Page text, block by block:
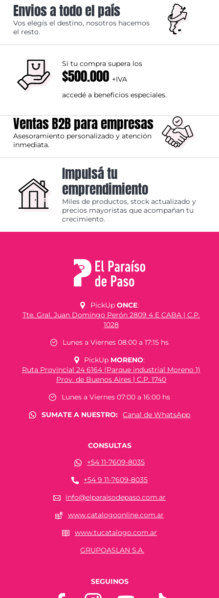
Envios a todo el país
Vos elegís el destino, nosotros hacemos
el resto.
Si tu compra supera los
$500.000 +IVA
accedé a beneficios especiales.
Ventas B2B para empresas
Asesoramiento personalizado y atención
inmediata.
Impulsá tu
emprendimiento
Miles de productos, stock actualizado y
precios mayoristas que acompañan tu
crecimiento.
PickUp ONCE:
Tte. Gral. Juan Domingo Perón 2809 4 E CABA | C.P.
1028
Lunes a Viernes 08:00 a 17:15 hs
PickUp MORENO:
Ruta Provincial 24 6164 (Parque industrial Moreno 1)
Prov. de Buenos Aires | C.P. 1740
Lunes a Viernes 07:00 a 16:00 hs
SUMATE A NUESTRO:
Canal de WhatsApp
CONSULTAS
+54 11-7609-8035
+54 9 11-7609-8035
info@elparaisodepaso.com.ar
www.catalogoonline.com.ar
www.tucatalogo.com.ar
GRUPOASLAN S.A.
SEGUINOS